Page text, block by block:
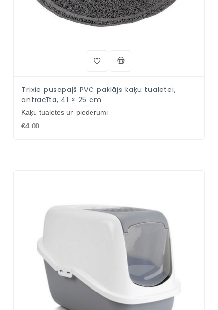
Trixie pusapaļš PVC paklājs kaķu tualetei,
antracīta, 41 × 25 cm
Kaķu tualetes un piederumi
€4.00